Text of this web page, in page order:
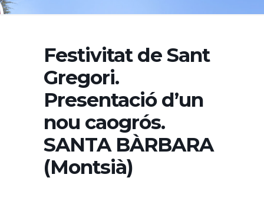
Festivitat de Sant
Gregori.
Presentació d’un
nou caogrós.
SANTA BÀRBARA
(Montsià)